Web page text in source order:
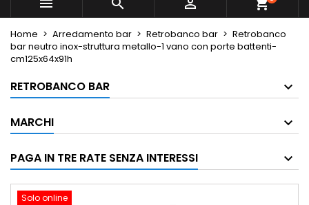
   shopping_cart
Home Arredamento bar Retrobanco bar
Retrobanco
bar neutro inox-struttura metallo-1 vano con porte battenti-
cm125x64x91h
RETROBANCO BAR
MARCHI
PAGA IN TRE RATE SENZA INTERESSI
Solo online